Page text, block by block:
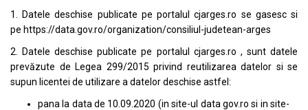
1. Datele deschise publicate pe portalulcjarges.ro se gasesc si
pe https://data.gov.ro/organization/consiliul-judetean-arges
2. Datele deschise publicate pe portalul cjarges.ro , sunt datele
prevăzute de Legea 299/2015 privind reutilizarea datelor si se
supun licentei de utilizare a datelor deschise astfel:
pana la data de 10.09.2020 (in site-ul data gov.ro si in site-